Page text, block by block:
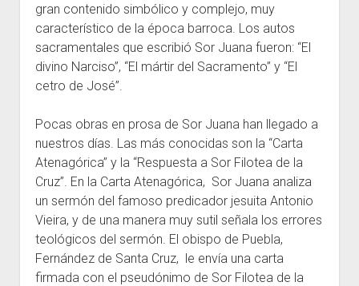
gran contenido simbólico y complejo, muy
característico de la época barroca. Los autos
sacramentales que escribió Sor Juana fueron: “El
divino Narciso”, “El mártir del Sacramento” y “El
cetro de José”.
Pocas obras en prosa de Sor Juana han llegado a
nuestros días. Las más conocidas son la “Carta
Atenagórica” y la “Respuesta a Sor Filotea de la
Cruz”. En la Carta Atenagórica, Sor Juana analiza
un sermón del famoso predicador jesuita Antonio
Vieira, y de una manera muy sutil señala los errores
teológicos del sermón. El obispo de Puebla,
Fernández de Santa Cruz, le envía una carta
firmada con el pseudónimo de Sor Filotea de la